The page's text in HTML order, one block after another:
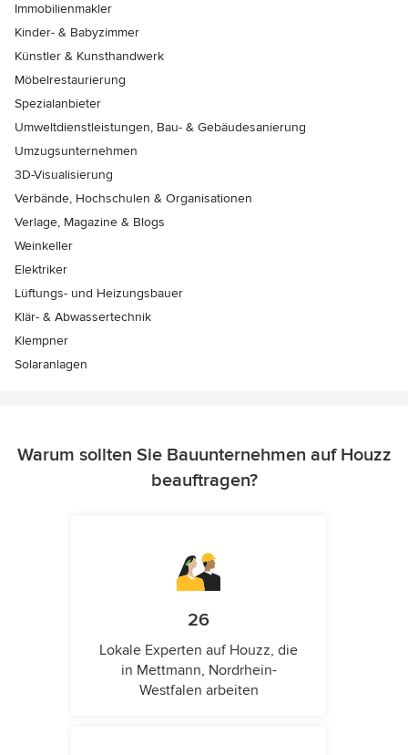
Immobilienmakler
Kinder- & Babyzimmer
Künstler & Kunsthandwerk
Möbelrestaurierung
Spezialanbieter
Umweltdienstleistungen, Bau- & Gebäudesanierung
Umzugsunternehmen
3D-Visualisierung
Verbände, Hochschulen & Organisationen
Verlage, Magazine & Blogs
Weinkeller
Elektriker
Lüftungs- und Heizungsbauer
Klär- & Abwassertechnik
Klempner
Solaranlagen
Warum sollten Sie Bauunternehmen auf Houzz
beauftragen?
26
Lokale Experten auf Houzz, die
in Mettmann, Nordrhein-
Westfalen arbeiten